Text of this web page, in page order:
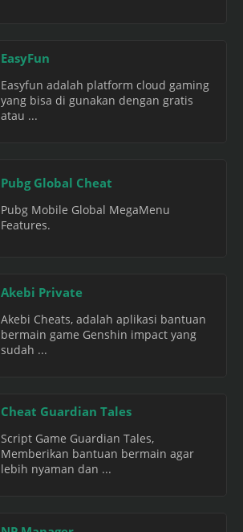
EasyFun
Easyfun adalah platform cloud gaming
yang bisa di gunakan dengan gratis
atau ...
Pubg Global Cheat
Pubg Mobile Global MegaMenu
Features.
Akebi Private
Akebi Cheats, adalah aplikasi bantuan
bermain game Genshin impact yang
sudah ...
Cheat Guardian Tales
Script Game Guardian Tales,
Memberikan bantuan bermain agar
lebih nyaman dan ...